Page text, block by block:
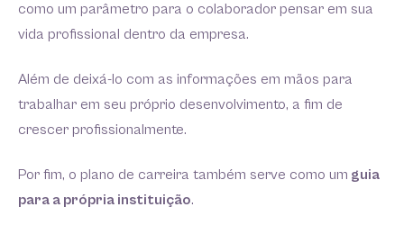
como um parâmetro para o colaborador pensar em sua
vida profissional dentro da empresa.
Além de deixá-lo com as informações em mãos para
trabalhar em seu próprio desenvolvimento, a fim de
crescer profissionalmente.
Por fim, o plano de carreira também serve como um guia
para a própria instituição.